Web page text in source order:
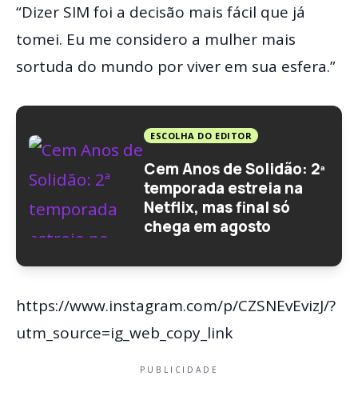
“Dizer SIM foi a decisão mais fácil que já
tomei. Eu me considero a mulher mais
sortuda do mundo por viver em sua esfera.”
ESCOLHA DO EDITOR
Cem Anos de Solidão: 2ª
temporada estreia na
Netflix, mas final só
chega em agosto
https://www.instagram.com/p/CZSNEvEvizJ/?
utm_source=ig_web_copy_link
PUBLICIDADE